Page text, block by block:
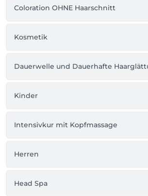
Coloration OHNE Haarschnitt
Kosmetik
Dauerwelle und Dauerhafte
Kinder
Intensivkur mit Kopfmassage
Herren
Head Spa